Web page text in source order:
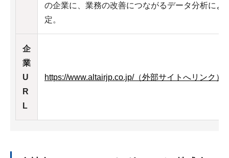
の企業に、業務の改善につながるデータ分析によ
定。
企
業
U
R
L
https://www.altairjp.co.jp/（外部サイトへリンク）